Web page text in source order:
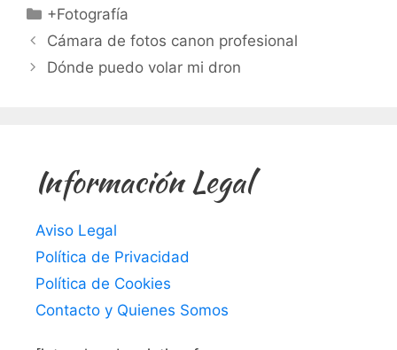
Categorías
+Fotografía
Cámara de fotos canon profesional
Dónde puedo volar mi dron
Información Legal
Aviso Legal
Política de Privacidad
Política de Cookies
Contacto y Quienes Somos